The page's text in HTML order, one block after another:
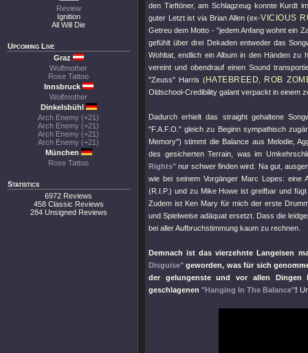
Review
Ignition
All Will Die
Upcoming Live
Graz
Wolfmother
Rose Tattoo
Innsbruck
Wolfmother
Dinkelsbühl
Arch Enemy (+21)
Arch Enemy (+21)
Arch Enemy (+21)
Arch Enemy (+21)
München
Rose Tattoo
Statistics
6972 Reviews
458 Classic Reviews
284 Unsigned Reviews
den Tieftöner, am Schlagzeug konnte Kurdt
guter Letzt ist via Brian Allen (ex-VICIOUS
Getreu dem Motto - "jedem Anfang wohnt ein
gefühlt über drei Dekaden entweder das
Wohltat, endlich ein Album in den Händen zu
vereint und obendrauf einen Sound
"Zeuss" Harris (HATEBREED ROB
Oldschool-Credibility galant verpackt in einem
Dadurch erhielt das straight gehaltene
"F.A.F.O." gleich zu Beginn sympathisch
Memory") stimmt die Balance aus Melodie,
des gesicherten Terrain, was im
Rights" nur schwer finden wird. Na gut,
wie bei seinem Vorgänger Marc Lopes: eine
(R.I.P.) und zu Mike Howe ist greifbar und
Zudem ist Ken Mary für mich der erste
und Spielweise adäquat ersetzt. Dass die
bei aller Aufbruchstimmung kaum zu rechnen.
Demnach ist das vierzehnte Langeisen
Disguise" geworden, was für sich
der gelungenste und vor allen Dingen
geschlagenen "Hanging In The Balance"!